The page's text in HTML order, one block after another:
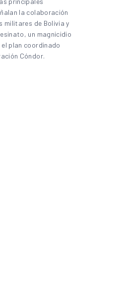
la colaboración
militares de Bolivia y
un magnicidio
el plan coordinado
Cóndor.